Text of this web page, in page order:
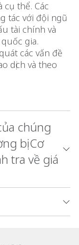
thể. Các
tác với đội ngũ
tài chính và
gia.
các vấn đề
dịch và theo
chúng
bị Cơ
tra về giá